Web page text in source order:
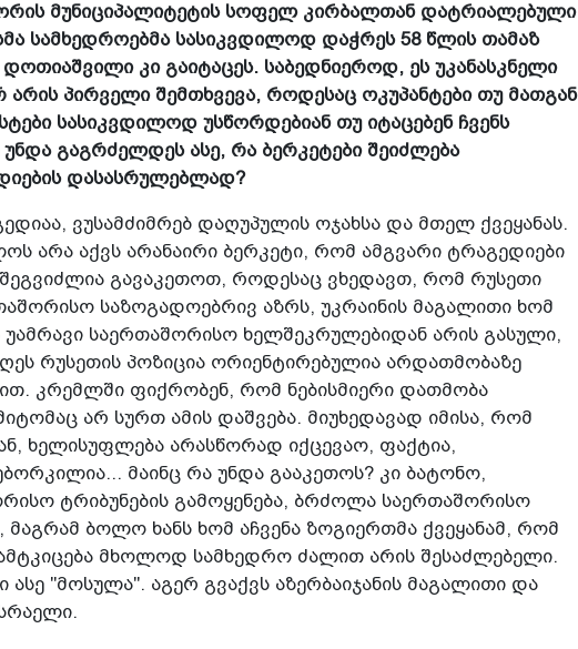
მუნიციპალიტეტის სოფელ კირბალთან დატრიალებული
სამხედროებმა სასიკვდილოდ დაჭრეს 58 წლის თამაზ
კი გაიტაცეს. საბედნიეროდ, ეს უკანასკნელი
არის პირველი შემთხვევა, როდესაც ოკუპანტები თუ მათგან
სასიკვდილოდ უსწორდებიან თუ იტაცებენ ჩვენს
გაგრძელდეს ასე, რა ბერკეტები შეიძლება
დასასრულებლად?
ვუსამძიმრებ დაღუპულის ოჯახსა და მთელ ქვეყანას.
არა აქვს არანაირი ბერკეტი, რომ ამგვარი ტრაგედიები
გავაკეთოთ, როდესაც ვხედავთ, რომ რუსეთი
საზოგადოებრივ აზრს, უკრაინის მაგალითი ხომ
უამრავი საერთაშორისო ხელშეკრულებიდან არის გასული,
რუსეთის პოზიცია ორიენტირებულია არდათმობაზე
კრემლში ფიქრობენ, რომ ნებისმიერი დათმობა
არ სურთ ამის დაშვება. მიუხედავად იმისა, რომ
ხელისუფლება არასწორად იქცევაო, ფაქტია,
მაინც რა უნდა გააკეთოს? კი ბატონო,
ტრიბუნების გამოყენება, ბრძოლა საერთაშორისო
მაგრამ ბოლო ხანს ხომ აჩვენა ზოგიერთმა ქვეყანამ, რომ
მხოლოდ სამხედრო ძალით არის შესაძლებელი.
"მოსულა". აგერ გვაქვს აზერბაიჯანის მაგალითი და